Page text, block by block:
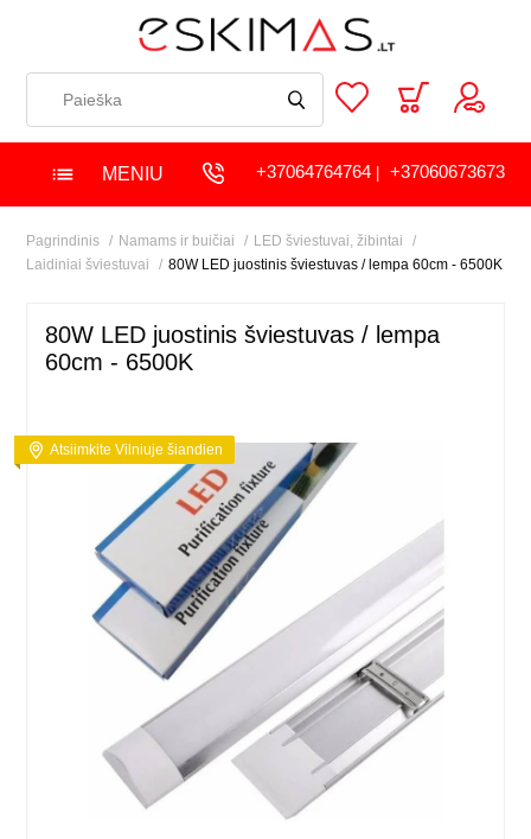
MENIU +37064764764| +37060673673
Pagrindinis Namams ir buičiai
LED šviestuvai, žibintai
Laidiniai šviestuvai
80W LED juostinis šviestuvas / lempa 60cm - 6500K
80W LED juostinis šviestuvas / lempa
60cm - 6500K
Atsiimkite Vilniuje šiandien